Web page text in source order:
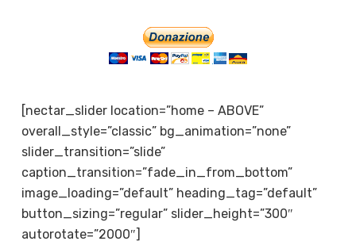
[nectar_slider location=”home – ABOVE”
overall_style=”classic” bg_animation=”none”
slider_transition=”slide”
caption_transition=”fade_in_from_bottom”
image_loading=”default” heading_tag=”default”
button_sizing=”regular” slider_height=”300″
autorotate=”2000″]